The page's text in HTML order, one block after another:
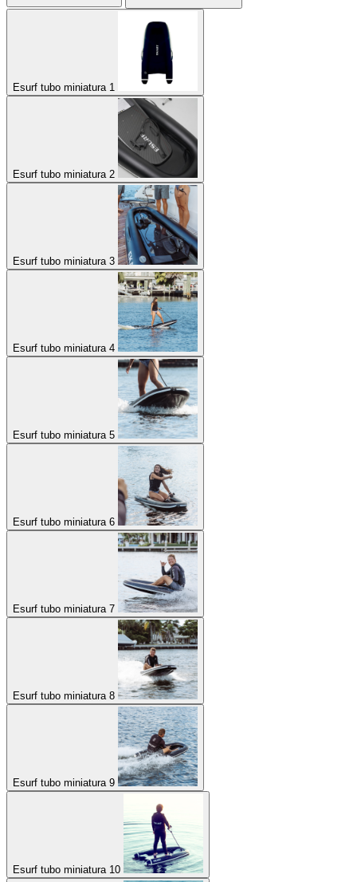
Esurf tubo miniatura 1
Esurf tubo miniatura 2
Esurf tubo miniatura 3
Esurf tubo miniatura 4
Esurf tubo miniatura 5
Esurf tubo miniatura 6
Esurf tubo miniatura 7
Esurf tubo miniatura 8
Esurf tubo miniatura 9
Esurf tubo miniatura 10